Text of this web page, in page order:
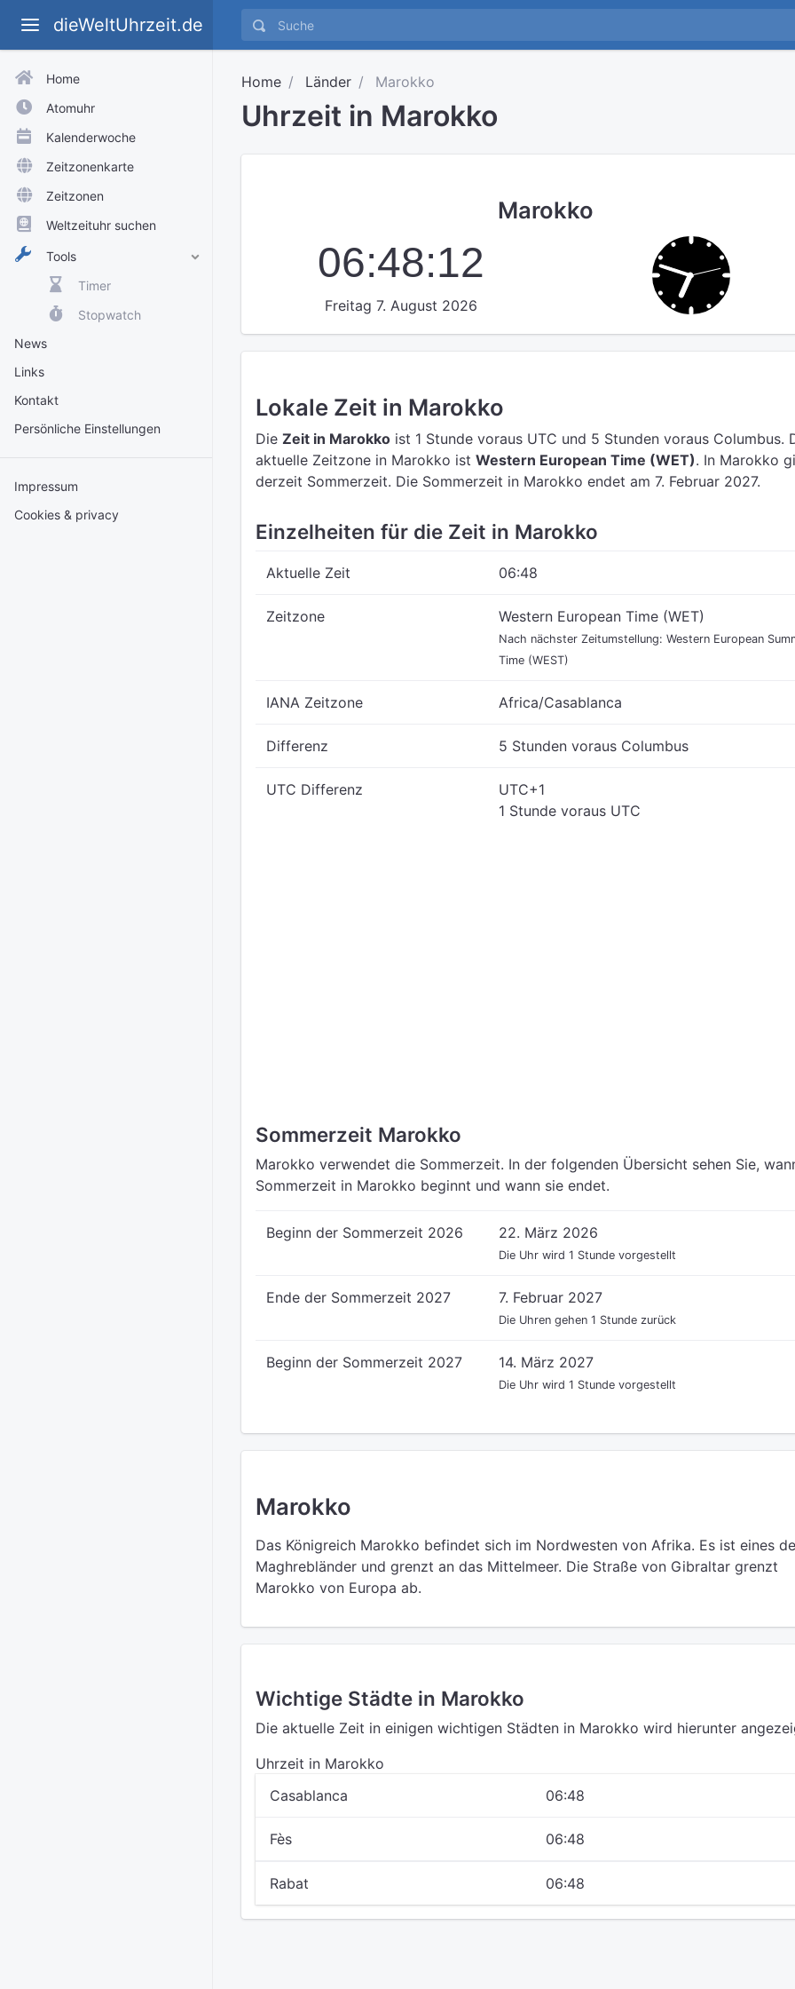
dieWeltUhrzeit.de
Home
Atomuhr
Kalenderwoche
Zeitzonenkarte
Zeitzonen
Weltzeituhr suchen
Tools
Timer
Stopwatch
News
Links
Kontakt
Persönliche Einstellungen
Impressum
Cookies & privacy
Home Länder Marokko
Uhrzeit in Marokko
Marokko
06:48:13
Freitag 7. August 2026
Lokale Zeit in Marokko
Die Zeit in Marokko ist 1 Stunde voraus UTC und 5 Stunden voraus Columbus.
aktuelle Zeitzone in Marokko ist Western European Time (WET). In Marokko
derzeit Sommerzeit. Die Sommerzeit in Marokko endet am 7. Februar 2027.
Einzelheiten für die Zeit in Marokko
Aktuelle Zeit 06:48
Zeitzone Western European Time (WET)
Nach nächster Zeitumstellung: Western European
Time (WEST)
IANA Zeitzone Africa/Casablanca
Differenz 5 Stunden voraus Columbus
UTC Differenz
UTC+1
1 Stunde voraus UTC
Sommerzeit Marokko
Marokko verwendet die Sommerzeit. In der folgenden Übersicht sehen Sie,
Sommerzeit in Marokko beginnt und wann sie endet.
Beginn der Sommerzeit 2026 22. März 2026
Die Uhr wird 1 Stunde vorgestellt
Ende der Sommerzeit 2027 7. Februar 2027
Die Uhren gehen 1 Stunde zurück
Beginn der Sommerzeit 2027 14. März 2027
Die Uhr wird 1 Stunde vorgestellt
Marokko
Das Königreich Marokko befindet sich im Nordwesten von Afrika. Es ist eines
Maghrebländer und grenzt an das Mittelmeer. Die Straße von Gibraltar grenzt
Marokko von Europa ab.
Wichtige Städte in Marokko
Die aktuelle Zeit in einigen wichtigen Städten in Marokko wird hierunter
Uhrzeit in Marokko
Casablanca
06:48
Fès 06:48
Rabat 06:48